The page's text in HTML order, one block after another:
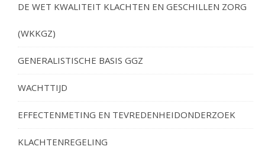
DE WET KWALITEIT KLACHTEN EN GESCHILLEN ZORG
(WKKGZ)
GENERALISTISCHE BASIS GGZ
WACHTTIJD
EFFECTENMETING EN TEVREDENHEIDONDERZOEK
KLACHTENREGELING